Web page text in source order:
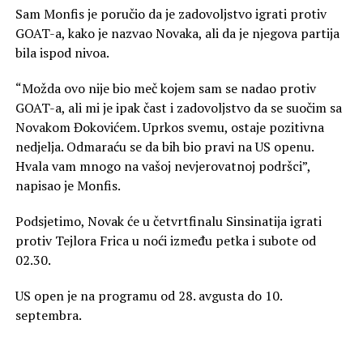
Sam Monfis je poručio da je zadovoljstvo igrati protiv
GOAT-a, kako je nazvao Novaka, ali da je njegova partija
bila ispod nivoa.
“Možda ovo nije bio meč kojem sam se nadao protiv
GOAT-a, ali mi je ipak čast i zadovoljstvo da se suočim sa
Novakom Đokovićem. Uprkos svemu, ostaje pozitivna
nedjelja. Odmaraću se da bih bio pravi na US openu.
Hvala vam mnogo na vašoj nevjerovatnoj podršci”,
napisao je Monfis.
Podsjetimo, Novak će u četvrtfinalu Sinsinatija igrati
protiv Tejlora Frica u noći između petka i subote od
02.30.
US open je na programu od 28. avgusta do 10.
septembra.